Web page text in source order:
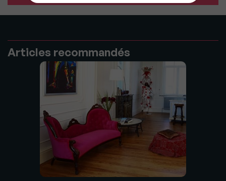
Articles recommandés